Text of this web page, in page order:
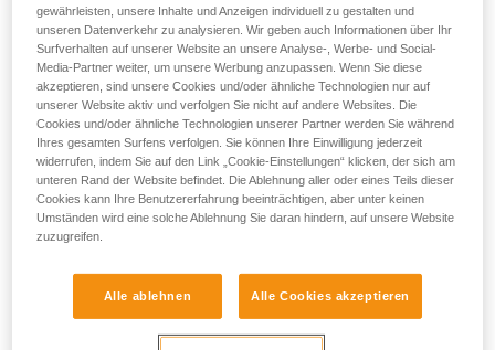
Vorteile:
• Schnelles und einfaches Öffnen.
• Schnelle automatische Verriegelung.
Nachteile:
• Die Hülse muss bei jedem Öffnen entriegelt werden.
• Um ein Gerät in den Karabiner einzuhängen, werden beide
SICHERHEIT
gewährleisten, unsere Inhalte und Anzeigen individuell zu gestalten und
unseren Datenverkehr zu analysieren. Wir geben auch Informationen über Ihr
Surfverhalten auf unserer Website an unsere Analyse-, Werbe- und Social-
Media-Partner weiter, um unsere Werbung anzupassen. Wenn Sie diese
akzeptieren, sind unsere Cookies und/oder ähnliche Technologien nur auf
unserer Website aktiv und verfolgen Sie nicht auf andere Websites. Die
Cookies und/oder ähnliche Technologien unserer Partner werden Sie während
Ihres gesamten Surfens verfolgen. Sie können Ihre Einwilligung jederzeit
widerrufen, indem Sie auf den Link „Cookie-Einstellungen“ klicken, der sich am
unteren Rand der Website befindet. Die Ablehnung aller oder eines Teils dieser
Cookies kann Ihre Benutzererfahrung beeinträchtigen, aber unter keinen
Umständen wird eine solche Ablehnung Sie daran hindern, auf unsere Website
zuzugreifen.
Alle ablehnen Alle Cookies akzeptieren